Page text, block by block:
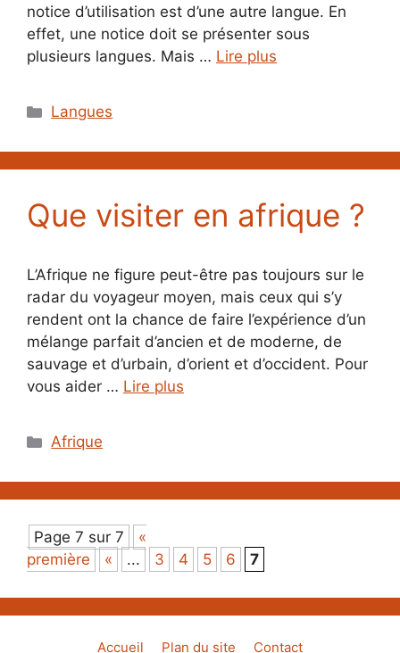
notice d’utilisation est d’une autre langue. En
effet, une notice doit se présenter sous
plusieurs langues. Mais … Lire plus
Catégories
Langues
Que visiter en afrique ?
L’Afrique ne figure peut-être pas toujours sur le
radar du voyageur moyen, mais ceux qui s’y
rendent ont la chance de faire l’expérience d’un
mélange parfait d’ancien et de moderne, de
sauvage et d’urbain, d’orient et d’occident. Pour
vous aider … Lire plus
Catégories
Afrique
Page 7 sur 7
«
première
« ... 3 4 5 6 7
Accueil Plan du site Contact